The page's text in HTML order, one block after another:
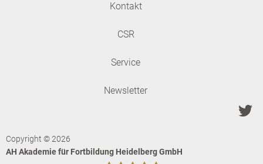
Kontakt
CSR
Service
Newsletter
Copyright © 2026
AH Akademie für Fortbildung Heidelberg GmbH